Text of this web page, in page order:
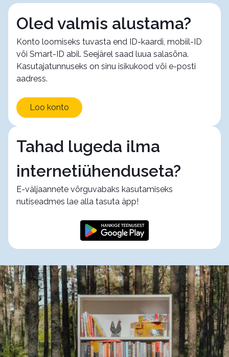
Oled valmis alustama?
Konto loomiseks tuvasta end ID-kaardi, mobiil-ID
või Smart-ID abil. Seejärel saad luua salasõna.
Kasutajatunnuseks on sinu isikukood või e-posti
aadress.
Loo konto
Tahad lugeda ilma
internetiühenduseta?
E-väljaannete võrguvabaks kasutamiseks
nutiseadmes lae alla tasuta äpp!